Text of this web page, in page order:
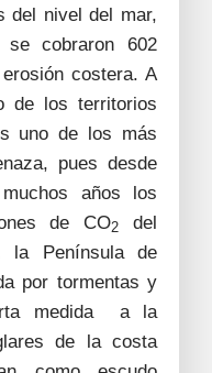
del nivel del mar,
cobraron 602
costera. A
de los territorios
uno de los más
pues desde
años los
de CO2
del
Península de
por tormentas y
medida a la
de la costa